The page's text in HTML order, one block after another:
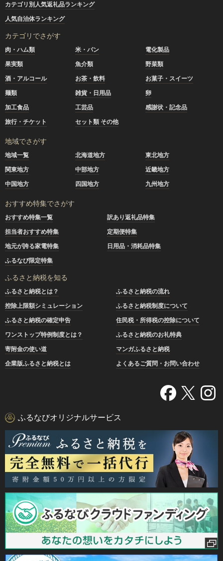
カテゴリ別人気返礼品ランキング
人気自治体ランキング
カテゴリでさがす
肉・ハム類 米・パン
電化製品
果実類
魚介類
野菜類
酒・アルコール
お茶・飲料
お菓子・スイーツ
麺類
雑貨・日用品
卵
加工食品
工芸品
感謝状・記念品
旅行・チケット
セット類 その他
地域でさがす
地域一覧 北海道地方
東北地方
関東地方
中部地方
近畿地方
中国地方
四国地方 九州地方
おすすめ特集でさがす
おすすめ特集一覧
訳あり返礼品特集
担当者おすすめ特集
定期便特集
地元が誇る家電特集
日用品・消耗品特集
ふるなび限定特集
ふるさと納税を知る
ふるさと納税とは？
ふるさと納税の流れ
控除上限額シミュレーション
ふるさと納税制度について
ふるさと納税の確定申告
住民税・所得税の控除について
ワンストップ特例制度とは？
ふるさと納税のお礼特典
寄附金の使い道
マンガふるさと納税
企業版ふるさと納税とは
よくあるご質問・お問い合わせ
ふるなびオリジナルサービス